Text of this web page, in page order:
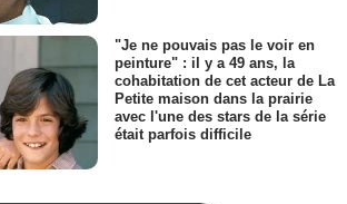
"Je ne pouvais pas le voir en
peinture" : il y a 49 ans, la
cohabitation de cet acteur de La
Petite maison dans la prairie
avec l'une des stars de la série
était parfois difficile